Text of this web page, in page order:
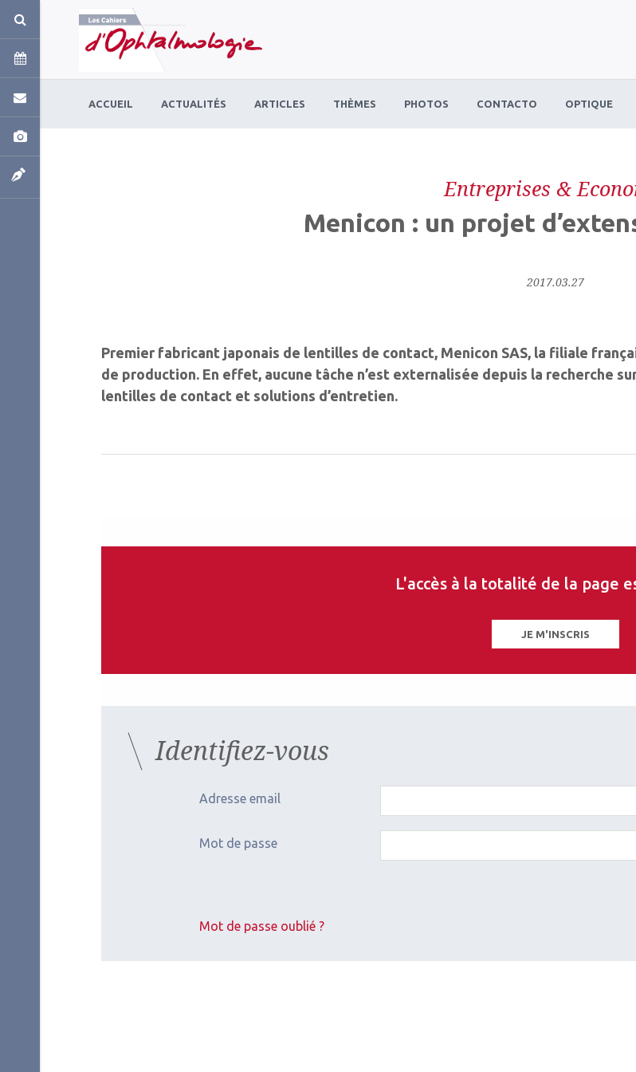
ACCUEIL ACTUALITÉS ARTICLES THÈMES PHOTOS CONTACTO OPTIQUE
Entreprises &
Menicon : un projet
2017.03.27
Premier fabricant japonais de lentilles de contact, Menicon SAS, la filiale
de production. En ­effet, aucune tâche n’est externalisée depuis la recher­che
lentilles de contact et solutions d’entretien.
L'accès à la totalité de la page
JE M'INSCRIS
Identifiez-vous
Adresse email
Mot de passe
Mot de passe oublié ?
Panneau de gestion des cookies